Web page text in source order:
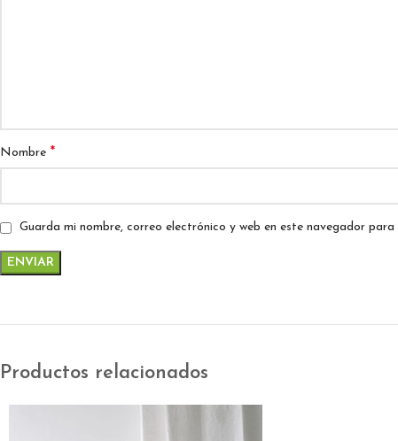
Nombre *
Guarda mi nombre, correo electrónico y web en este navegador
Productos relacionados